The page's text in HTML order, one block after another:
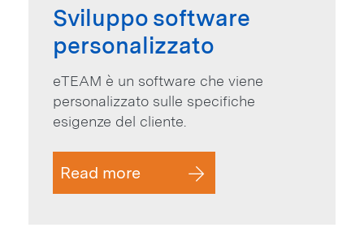
Sviluppo software
personalizzato
eTEAM è un software che viene
personalizzato sulle specifiche
esigenze del cliente.
Read more